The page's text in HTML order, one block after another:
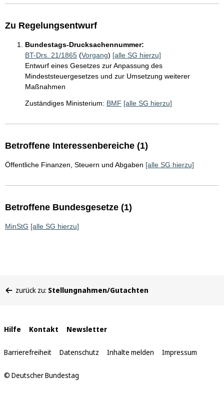
Zu Regelungsentwurf
Bundestags-Drucksachennummer:
BT-Drs. 21/1865 (Vorgang) [alle SG hierzu]
Entwurf eines Gesetzes zur Anpassung des
Mindeststeuergesetzes und zur Umsetzung weiterer
Maßnahmen
Zuständiges Ministerium: BMF [alle SG hierzu]
Betroffene Interessenbereiche (1)
Öffentliche Finanzen, Steuern und Abgaben [alle SG hierzu]
Betroffene Bundesgesetze (1)
MinStG [alle SG hierzu]
befinden
zurück zu: Stellungnahmen/Gutachten
Interne
Links
Hilfe Kontakt Newsletter
Barrierefreiheit Datenschutz Inhalte melden Impressum
© Deutscher Bundestag